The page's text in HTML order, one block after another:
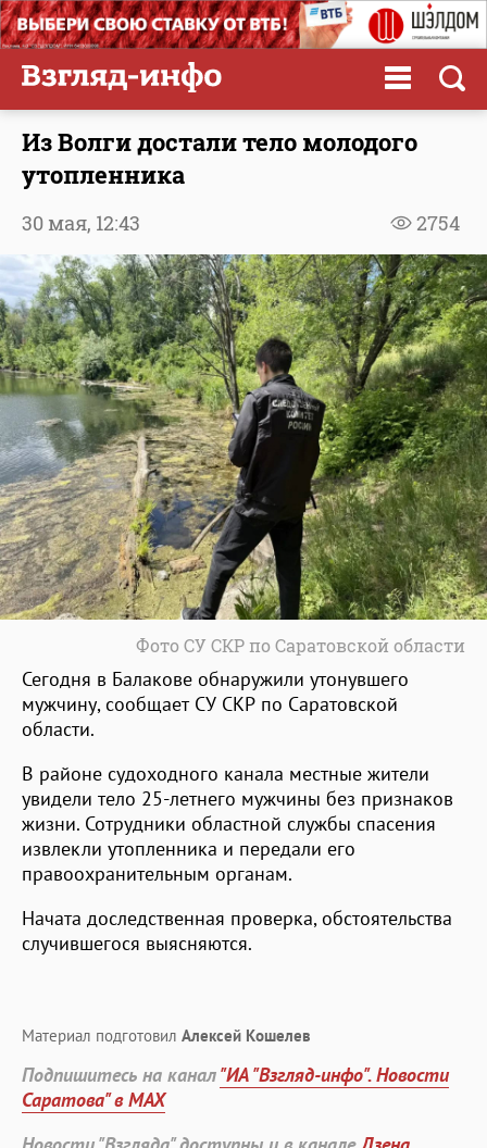
Из Волги достали тело молодого
утопленника
2754
30 мая, 12:43
Фото СУ СКР по Саратовской области
Сегодня в Балакове обнаружили утонувшего
мужчину, сообщает СУ СКР по Саратовской
области.
В районе судоходного канала местные жители
увидели тело 25-летнего мужчины без признаков
жизни. Сотрудники областной службы спасения
извлекли утопленника и передали его
правоохранительным органам.
Начата доследственная проверка, обстоятельства
случившегося выясняются.
Материал подготовил Алексей Кошелев
Подпишитесь на канал"ИА "Взгляд-инфо". Новости
Саратова" в MAX